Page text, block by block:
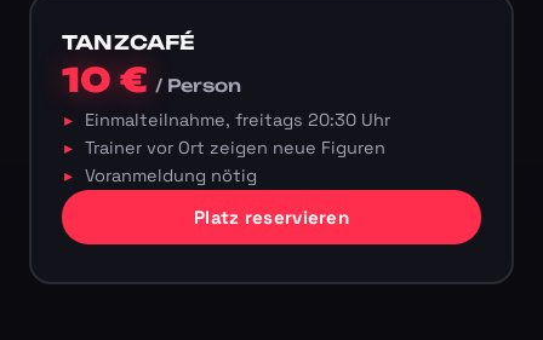
TANZCAFÉ
10 €/ Person
Einmalteilnahme, freitags 20:30 Uhr
Trainer vor Ort zeigen neue Figuren
Voranmeldung nötig
Platz reservieren